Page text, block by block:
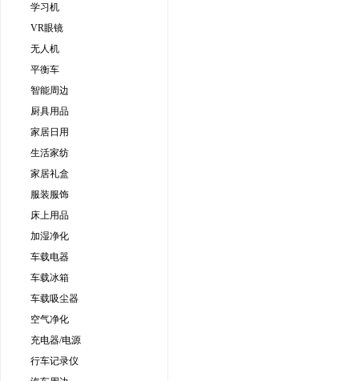
学习机
VR眼镜
无人机
平衡车
智能周边
厨具用品
家居日用
生活家纺
家居礼盒
服装服饰
床上用品
加湿净化
车载电器
车载冰箱
车载吸尘器
空气净化
充电器/电源
行车记录仪